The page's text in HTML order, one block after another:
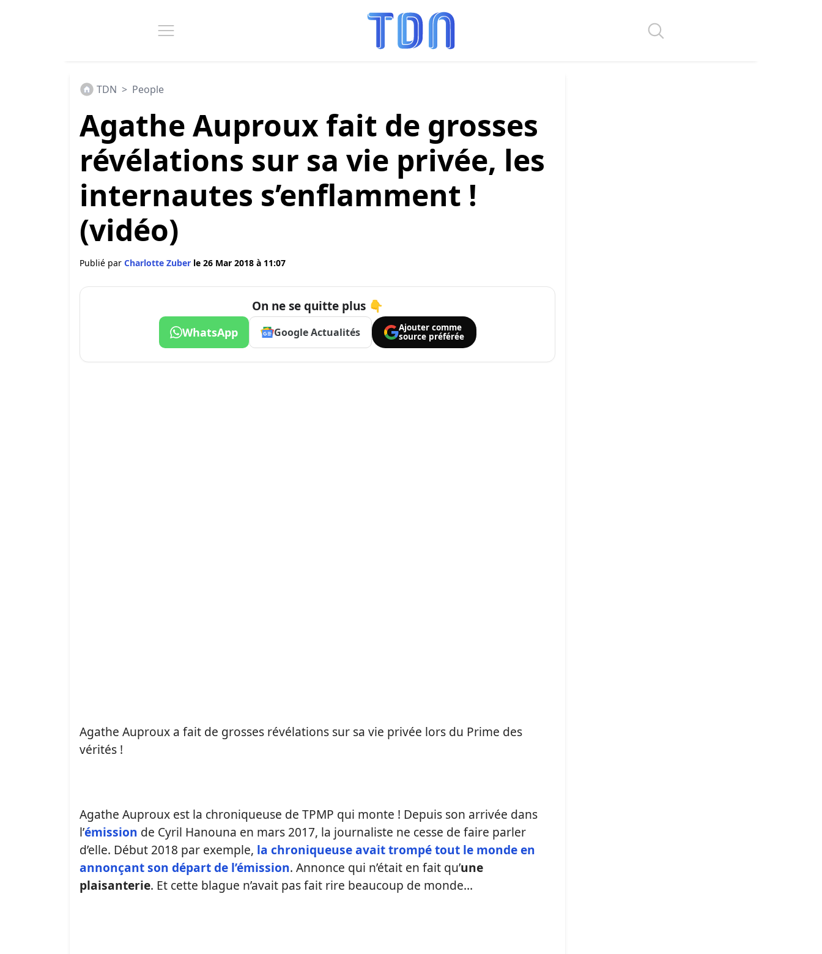
TDN > People
Agathe Auproux fait de grosses
révélations sur sa vie privée, les
internautes s’enflamment !
(vidéo)
Publié par Charlotte Zuber le 26 Mar 2018 à 11:07
On ne se quitte plus 👇
WhatsApp Google Actualités
Ajouter comme
source préférée
Agathe Auproux a fait de grosses révélations sur sa vie privée lors du Prime des
vérités !
Agathe Auproux est la chroniqueuse de TPMP qui monte ! Depuis son arrivée dans
l’émission de Cyril Hanouna en mars 2017, la journaliste ne cesse de faire parler
d’elle. Début 2018 par exemple, la chroniqueuse avait trompé tout le monde en
annonçant son départ de l’émission. Annonce qui n’était en fait qu’une
plaisanterie. Et cette blague n’avait pas fait rire beaucoup de monde…